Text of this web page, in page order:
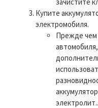
Купите
электромобиля.
Прежде чем